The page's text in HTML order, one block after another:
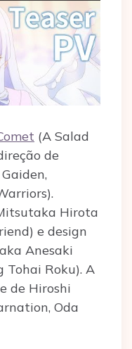
(A Salad
de
Hirota
e design
Anesaki
Tohai Roku). A
de Hiroshi
Oda